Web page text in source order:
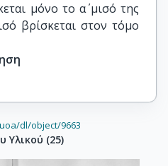
μόνο το α΄ μισό της
βρίσκεται στον τόμο
dl/object/9663
Υλικού (25)